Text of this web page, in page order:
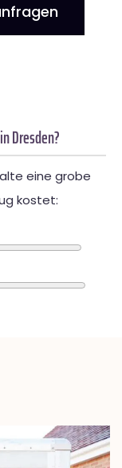
Dresden?
eine grobe
kostet: